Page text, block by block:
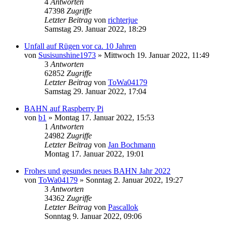
47398 Zugriffe
Letzter Beitrag von richterjue
Samstag 29. Januar 2022, 18:29
Unfall auf Rügen vor ca. 10 Jahren
von Susisunshine1973 » Mittwoch 19. Januar 2022, 11:49
3 Antworten
62852 Zugriffe
Letzter Beitrag von ToWa04179
Samstag 29. Januar 2022, 17:04
BAHN auf Raspberry Pi
von b1 » Montag 17. Januar 2022, 15:53
1 Antworten
24982 Zugriffe
Letzter Beitrag von Jan Bochmann
Montag 17. Januar 2022, 19:01
Frohes und gesundes neues BAHN Jahr 2022
von ToWa04179 » Sonntag 2. Januar 2022, 19:27
3 Antworten
34362 Zugriffe
Letzter Beitrag von Pascallok
Sonntag 9. Januar 2022, 09:06